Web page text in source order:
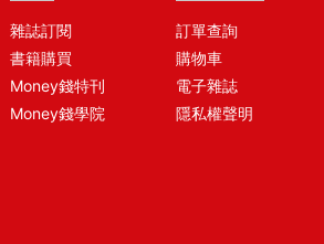
辦人 「馬斯克的傳記讓我們看
見他偏執瘋狂的一面，《馬斯
克寶典》卻直接讓馬斯克自己
開口，把第一性原理和拆解問
題的演算法，原封不動地攤在
雜誌訂閱
書籍購買
Money錢特刊
Money錢學院
訂單查詢
購物車
電子雜誌
隱私權聲明